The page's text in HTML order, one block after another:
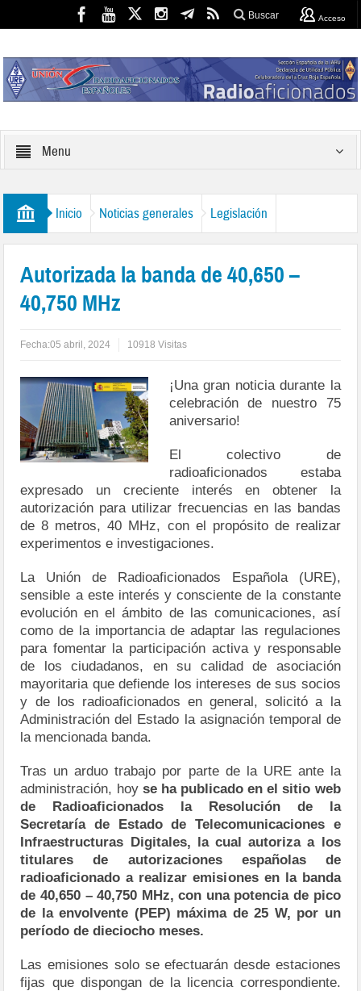
Buscar Acceso
Menu
Inicio Noticias generales Legislación
Autorizada la banda de 40,650 –
40,750 MHz
Fecha:05 abril, 2024 10918 Visitas
¡Una gran noticia durante la
celebración de nuestro 75
aniversario!
El colectivo de
radioaficionados estaba
expresado un creciente interés en obtener la
autorización para utilizar frecuencias en las bandas
de 8 metros, 40 MHz, con el propósito de realizar
experimentos e investigaciones.
La Unión de Radioaficionados Española (URE),
sensible a este interés y consciente de la constante
evolución en el ámbito de las comunicaciones, así
como de la importancia de adaptar las regulaciones
para fomentar la participación activa y responsable
de los ciudadanos, en su calidad de asociación
mayoritaria que defiende los intereses de sus socios
y de los radioaficionados en general, solicitó a la
Administración del Estado la asignación temporal de
la mencionada banda.
Tras un arduo trabajo por parte de la URE ante la
administración, hoy se ha publicado en el sitio web
de Radioaficionados la Resolución de la
Secretaría de Estado de Telecomunicaciones e
Infraestructuras Digitales, la cual autoriza a los
titulares de autorizaciones españolas de
radioaficionado a realizar emisiones en la banda
de 40,650 – 40,750 MHz, con una potencia de pico
de la envolvente (PEP) máxima de 25 W, por un
período de dieciocho meses.
Las emisiones solo se efectuarán desde estaciones
fijas que dispongan de la licencia correspondiente.